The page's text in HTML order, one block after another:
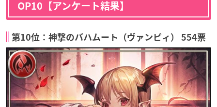
OP10【アンケート結果】
第10位：神撃のバハムート（ヴァンピィ） 554票